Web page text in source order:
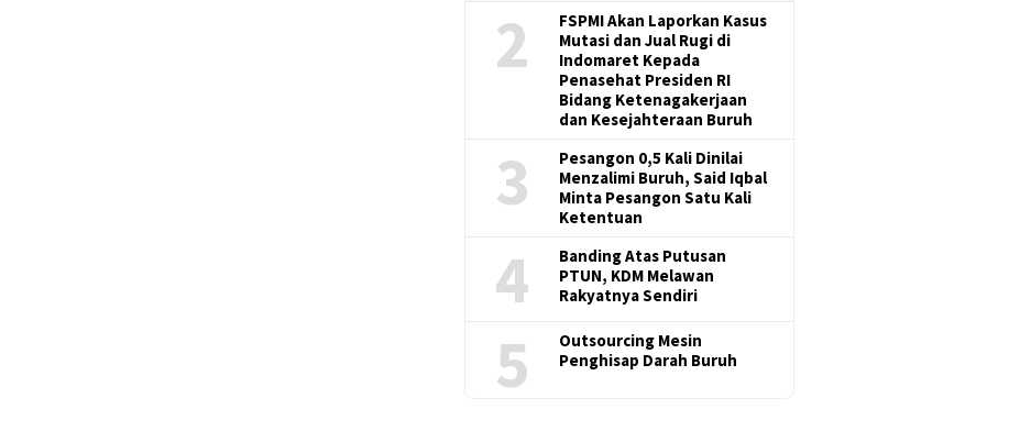
2
FSPMI Akan Laporkan Kasus
Mutasi dan Jual Rugi di
Indomaret Kepada
Penasehat Presiden RI
Bidang Ketenagakerjaan
dan Kesejahteraan Buruh
3
Pesangon 0,5 Kali Dinilai
Menzalimi Buruh, Said Iqbal
Minta Pesangon Satu Kali
Ketentuan
4
Banding Atas Putusan
PTUN, KDM Melawan
Rakyatnya Sendiri
5
Outsourcing Mesin
Penghisap Darah Buruh